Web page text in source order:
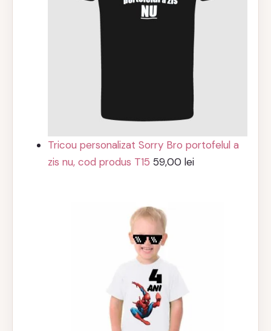
Tricou personalizat Sorry Bro portofelul a
zis nu, cod produs T15 59,00lei